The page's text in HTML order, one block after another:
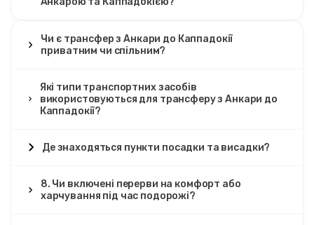
Чи є трансфер з Анкари до Каппадокії
приватним чи спільним?
Які типи транспортних засобів
використовуються для трансферу з Анкари до
Каппадокії?
Де знаходяться пункти посадки та висадки?
8. Чи включені перерви на комфорт або
харчування під час подорожі?